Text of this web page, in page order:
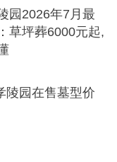
园2026年7月最
草坪葬6000元起,
陵园在售墓型价